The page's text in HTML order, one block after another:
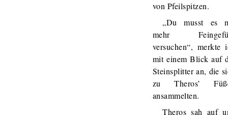
von Pfeilspitzen.
„Du musst es
mehr
versuchen“, merkte
mit einem Blick auf
Steinsplitter an, die
zu Theros’
ansammelten.
Theros sah auf